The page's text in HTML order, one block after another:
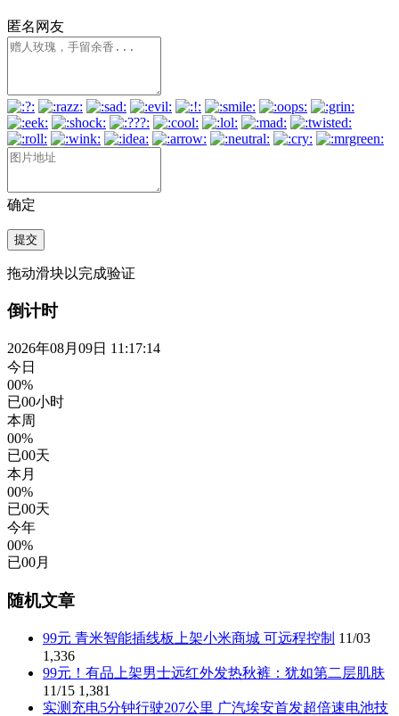
匿名网友
确定
提交
拖动滑块以完成验证
倒计时
2026年08月09日 11:17:14
今日
00%
已00小时
本周
00%
已00天
本月
00%
已00天
今年
00%
已00月
随机文章
99元 青米智能插线板上架小米商城 可远程控制 11/03
1,336
99元！有品上架男士远红外发热秋裤：犹如第二层肌肤
11/15 1,381
实测充电5分钟行驶207公里 广汽埃安首发超倍速电池技